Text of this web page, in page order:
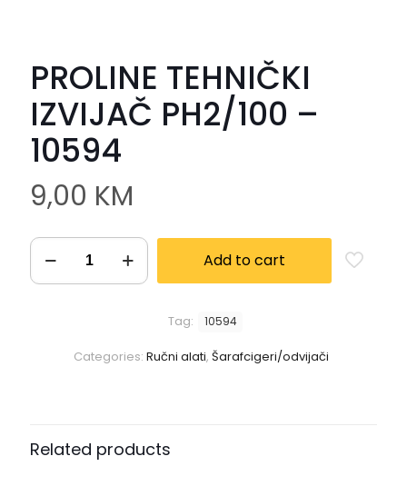
PROLINE TEHNIČKI
IZVIJAČ PH2/100 –
10594
9,00 KM
Add to cart
Categories: Ručni alati, Šarafcigeri/odvijači
Tag: 10594
Related products